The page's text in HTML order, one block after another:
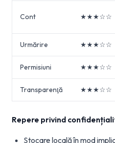
Cont ★★★☆☆
Urmărire ★★★☆☆
Permisiuni ★★★☆☆
Transparenţă ★★★☆☆
Repere privind
Stocare locală în mod